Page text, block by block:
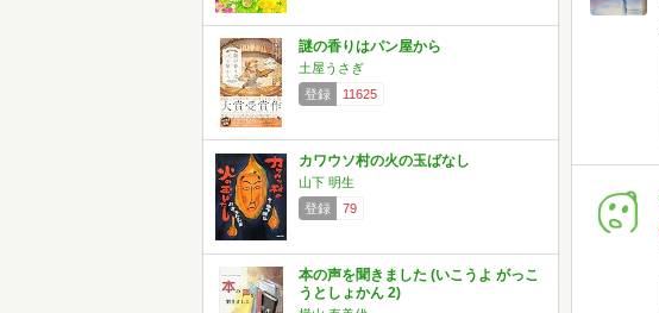
謎の香りはパン屋から
土屋うさぎ
登録
11625
カワウソ村の火の玉ばなし
山下 明生
登録
79
本の声を聞きました (いこうよ がっこ
うとしょかん 2)